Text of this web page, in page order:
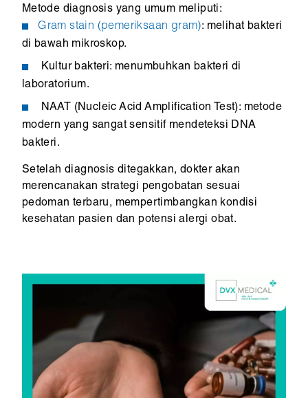
Metode diagnosis yang umum meliputi:
Gram stain (pemeriksaan gram): melihat bakteri
di bawah mikroskop.
Kultur bakteri: menumbuhkan bakteri di
laboratorium.
NAAT (Nucleic Acid Amplification Test): metode
modern yang sangat sensitif mendeteksi DNA
bakteri.
Setelah diagnosis ditegakkan, dokter akan
merencanakan strategi pengobatan sesuai
pedoman terbaru, mempertimbangkan kondisi
kesehatan pasien dan potensi alergi obat.